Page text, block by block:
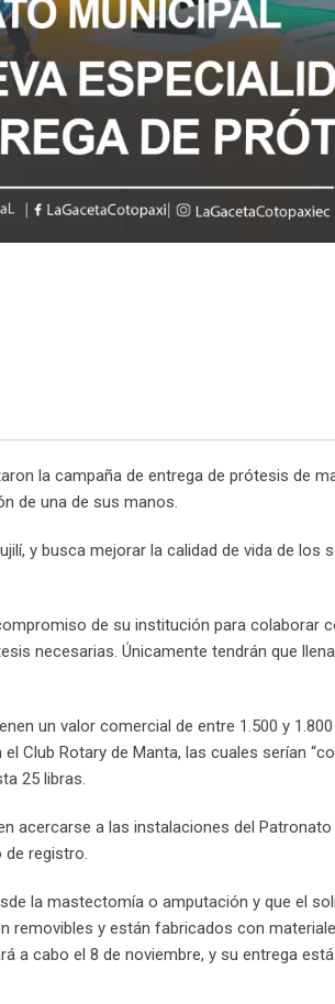
la campaña de entrega de prótesis de
de una de sus manos.
y busca mejorar la calidad de vida de los
de su institución para colaborar
necesarias. Únicamente tendrán que
un valor comercial de entre 1.500 y
Club Rotary de Manta, las cuales serían
25 libras.
acercarse a las instalaciones del
registro.
la mastectomía o amputación y que el
y están fabricados con
a cabo el 8 de noviembre, y su entrega